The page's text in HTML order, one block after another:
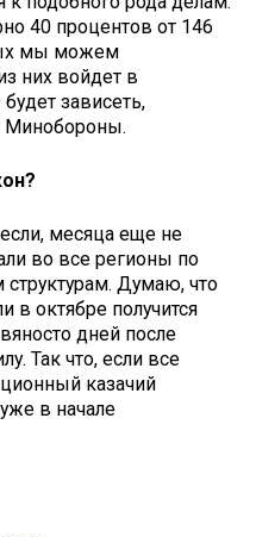
40 процентов от 146
мы можем
них войдет в
зависеть,
Минобороны.
месяца еще не
во все регионы по
Думаю, что
в октябре получится
дней после
Так что, если все
казачий
в начале